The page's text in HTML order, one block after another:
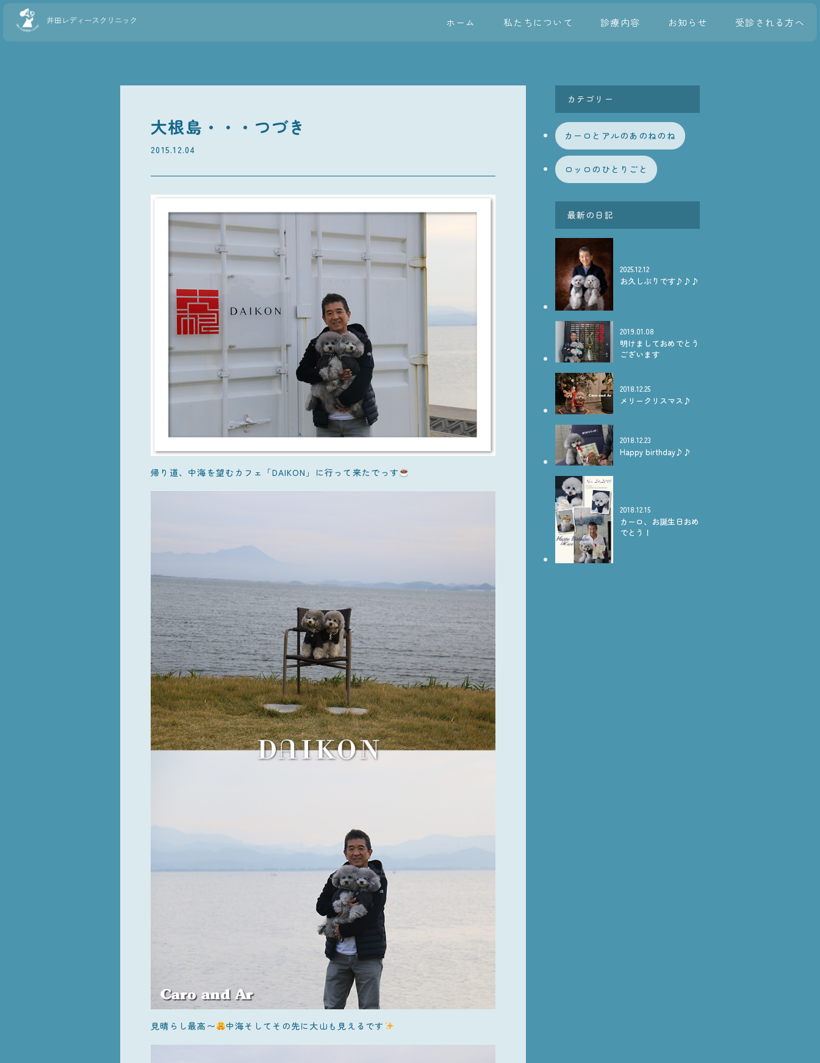
ホーム 私たちについて 診療内容 お知らせ 受診される方へ
大根島・・・つづき
2015.12.04
帰り道、中海を望むカフェ「DAIKON」に行って来たでっす
見晴らし最高〜 中海そしてその先に大山も見えるです
カテゴリー
カーロとアルのあのねのね
ロッロのひとりごと
最新の日記
2025.12.12
お久しぶりです♪♪♪
2019.01.08
明けましておめでとう
ございます
2018.12.25
メリークリスマス♪
2018.12.23
Happy birthday♪♪
2018.12.15
カーロ、お誕生日おめ
でとう！